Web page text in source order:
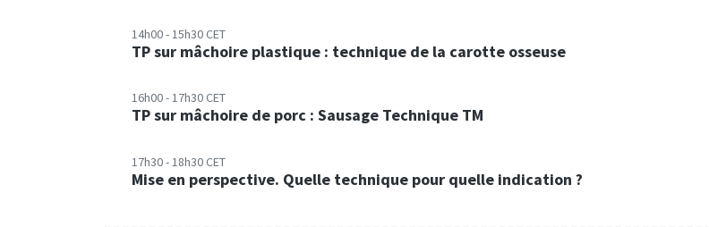
14h00 - 15h30 CET
TP sur mâchoire plastique : technique de la carotte osseuse
16h00 - 17h30 CET
TP sur mâchoire de porc : Sausage Technique TM
17h30 - 18h30 CET
Mise en perspective. Quelle technique pour quelle indication ?